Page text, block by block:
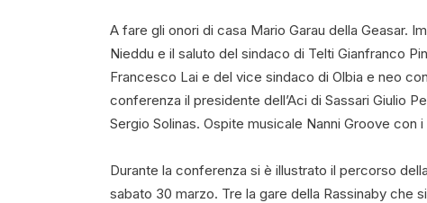
A fare gli onori di casa Mario Garau della Geasar.
Nieddu e il saluto del sindaco di Telti Gianfranco
Francesco Lai e del vice sindaco di Olbia e neo
conferenza il presidente dell’Aci di Sassari Giulio
Sergio Solinas. Ospite musicale Nanni Groove con
Durante la conferenza si è illustrato il percorso
sabato 30 marzo. Tre la gare della Rassinaby che